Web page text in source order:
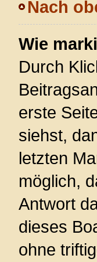
Nach
Wie
Durch
erste
siehst,
letzten
möglich,
Antwort
dieses
ohne